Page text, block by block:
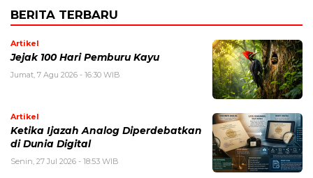
BERITA TERBARU
Artikel
Jejak 100 Hari Pemburu Kayu
Jumat, 7 Agu 2026 - 16:30 WIB
Artikel
Ketika Ijazah Analog Diperdebatkan
di Dunia Digital
Senin, 27 Jul 2026 - 18:53 WIB